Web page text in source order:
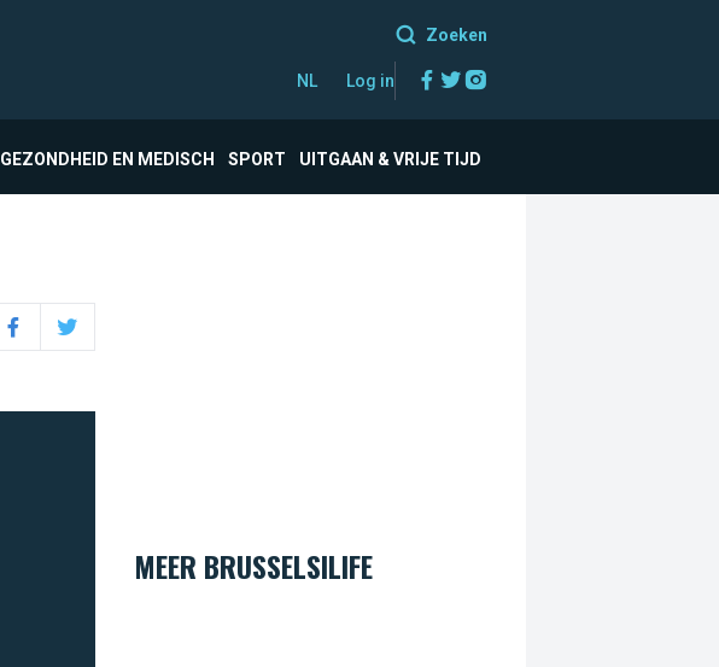
Zoeken
NL Log in Facebook
Twitter
GEZONDHEID EN MEDISCH SPORT UITGAAN & VRIJE TIJD
FacebookTwitter
MEER BRUSSELSILIFE